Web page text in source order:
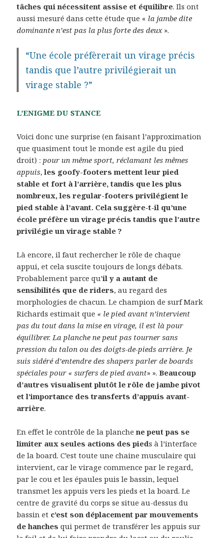
tâches qui nécessitent assise et équilibre. Ils ont
aussi mesuré dans cette étude que « la jambe dite
dominante n’est pas la plus forte des deux ».
“Une école préfèrerait un virage précis
tandis que l’autre privilégierait un
virage stable ?”
L’ENIGME DU STANCE
Voici donc une surprise (en faisant l’approximation
que quasiment tout le monde est agile du pied
droit) :pour un même sport, réclamant les mêmes
appuis,les goofy-footers mettent leur pied
stable et fort à l’arrière, tandis que les plus
nombreux, les regular-footers privilégient le
pied stable à l’avant. Cela suggère-t-il qu’une
école préfère un virage précis tandis que l’autre
privilégie un virage stable ?
Là encore, il faut rechercher le rôle de chaque
appui, et cela suscite toujours de longs débats.
Probablement parce qu’il y a autant de
sensibilités que de riders, au regard des
morphologies de chacun. Le champion de surf Mark
Richards estimait que « le pied avant n’intervient
pas du tout dans la mise en virage, il est là pour
équilibrer. La planche ne peut pas tourner sans
pression du talon ou des doigts-de-pieds arrière. Je
suis sidéré d’entendre des shapers parler de boards
spéciales pour « surfers de pied avant» ».Beaucoup
d’autres visualisent plutôt le rôle de jambe pivot
et l’importance des transferts d’appuis avant-
arrière.
En effet le contrôle de la planchene peut pas se
limiter aux seules actions des pieds à l’interface
de la board. C’est toute une chaine musculaire qui
intervient, car le virage commence par le regard,
par le cou et les épaules puis le bassin, lequel
transmet les appuis vers les pieds et la board. Le
centre de gravité du corps se situe au-dessus du
bassin et c’est son déplacement par mouvements
de hanches qui permet de transférer les appuis sur